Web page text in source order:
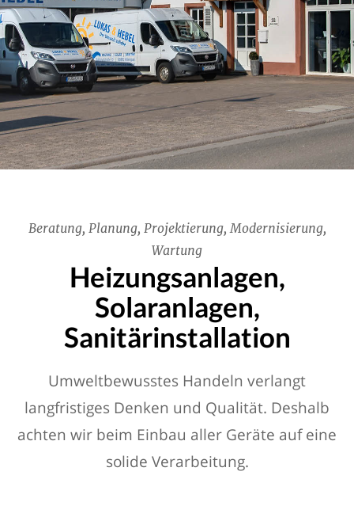
Beratung, Planung, Projektierung, Modernisierung,
Wartung
Heizungsanlagen,
Solaranlagen,
Sanitärinstallation
Umweltbewusstes Handeln verlangt
langfristiges Denken und Qualität. Deshalb
achten wir beim Einbau aller Geräte auf eine
solide Verarbeitung.